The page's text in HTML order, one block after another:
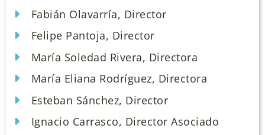
Fabián Olavarría, Director
Felipe Pantoja, Director
María Soledad Rivera, Directora
María Eliana Rodríguez, Directora
Esteban Sánchez, Director
Ignacio Carrasco, Director Asociado